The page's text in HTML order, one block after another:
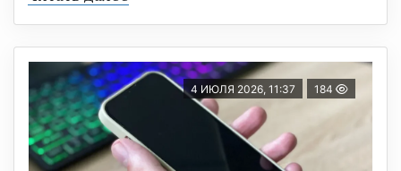
4 ИЮЛЯ 2026, 11:37 184